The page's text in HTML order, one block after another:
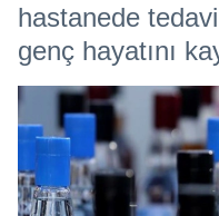
hastanede
genç hayatını